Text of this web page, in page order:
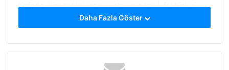
Kafede, ilim sahibi medyumlarımız farklı fal türleri
arasında kahve falı, tarot falı ve el falı gibi seçenekler
ve size mümkün olan en iyi fal yorumunu yapmak için
Daha Fazla Göster